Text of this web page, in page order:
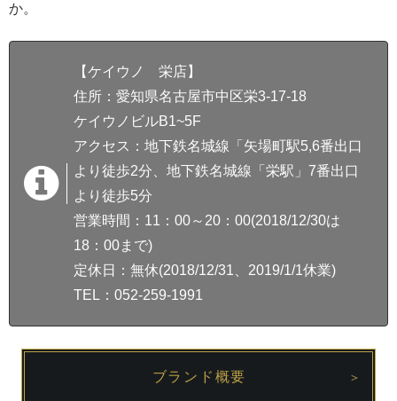
か。
【ケイウノ 栄店】
住所：愛知県名古屋市中区栄3-17-18
ケイウノビルB1~5F
アクセス：地下鉄名城線「矢場町駅5,6番出口
より徒歩2分、地下鉄名城線「栄駅」7番出口
より徒歩5分
営業時間：11：00～20：00(2018/12/30は
18：00まで)
定休日：無休(2018/12/31、2019/1/1休業)
TEL：052-259-1991
ブランド概要